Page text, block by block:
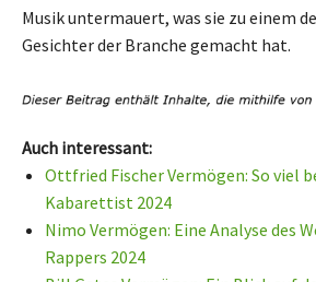
Musik untermauert, was sie zu einem
Gesichter der Branche gemacht hat.
Auch interessant:
Ottfried Fischer Vermögen: So viel
Kabarettist 2024
Nimo Vermögen: Eine Analyse des
Rappers 2024